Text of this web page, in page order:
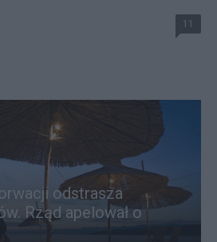
11
odstrasza
Rząd apelował o